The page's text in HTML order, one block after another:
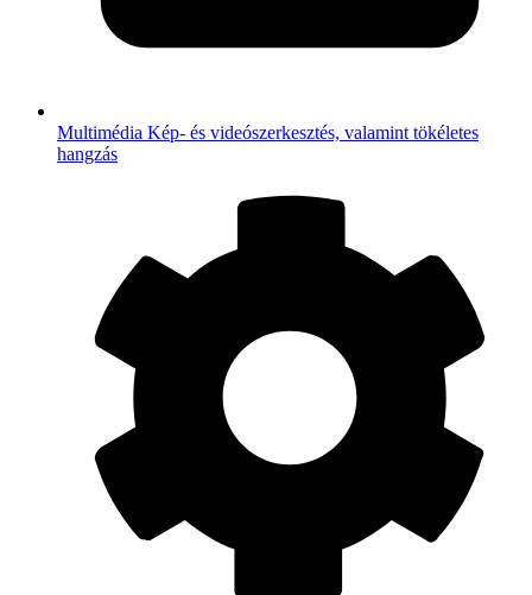
Multimédia Kép- és videószerkesztés, valamint tökéletes
hangzás